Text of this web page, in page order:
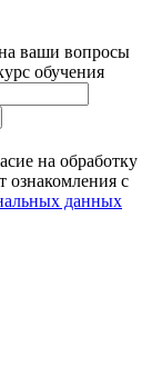
ваши вопросы
обучения
на обработку
ознакомления с
данных